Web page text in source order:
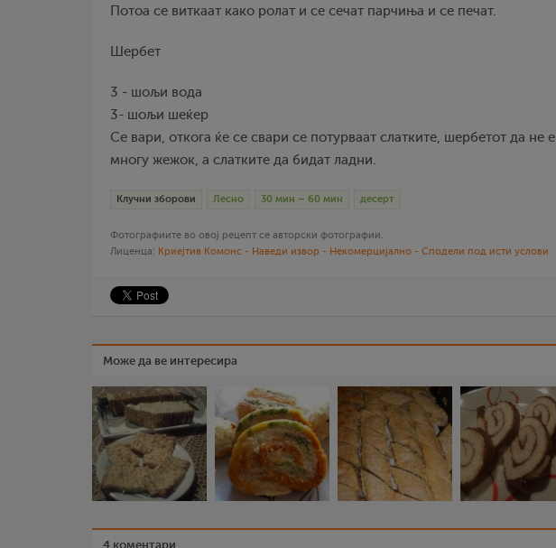
Потоа се виткаат како ролат и се сечат парчиња и се печат.
Шербет
3 - шољи вода
3- шољи шеќер
Се вари, откога ќе се свари се потурваат слатките, шербетот да не е
многу жежок, а слатките да бидат ладни.
Клучни зборови Лесно 30 мин – 60 мин десерт
Фотографиите во овој рецепт се авторски фотографии.
Лиценца: Криејтив Комонс - Наведи извор - Некомерцијално - Сподели под исти услови
Може да ве интересира
4 коментари